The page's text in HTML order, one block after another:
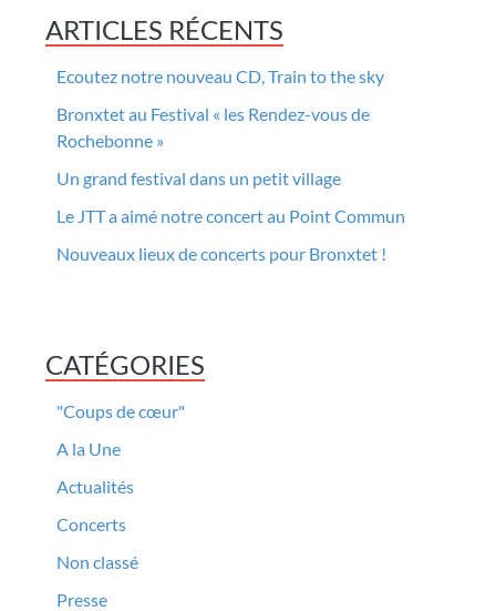
ARTICLES RÉCENTS
Ecoutez notre nouveau CD, Train to the sky
Bronxtet au Festival « les Rendez-vous de
Rochebonne »
Un grand festival dans un petit village
Le JTT a aimé notre concert au Point Commun
Nouveaux lieux de concerts pour Bronxtet !
CATÉGORIES
"Coups de cœur"
A la Une
Actualités
Concerts
Non classé
Presse